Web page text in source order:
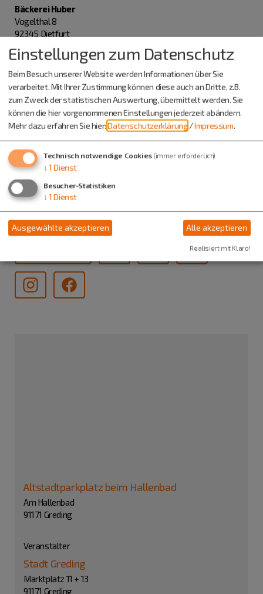
Bäckerei Huber
Vogelthal 8
92345 Dietfurt
08464 1527
Fischmann
Frau Anita Reichelmann
Farbmühlweg 6
0151 12172580
Bäckerei Frank
Bruckstraße 6
93339 Riedenburg
Altstadtparkplatz beim Hallenbad
Am Hallenbad
91171 Greding
Veranstalter
Stadt Greding
Marktplatz 11 + 13
91171 Greding
Einstellungen zum Datenschutz
Beim Besuch unserer Website werden Informationen über Sie
verarbeitet. Mit Ihrer Zustimmung können diese auch an Dritte, z.B.
zum Zweck der statistischen Auswertung, übermittelt werden. Sie
können die hier vorgenommenen Einstellungen jederzeit abändern.
Mehr dazu erfahren Sie hier:Datenschutzerklärung /Impressum.
Technisch notwendige Cookies (immer erforderlich)
↓ 1 Dienst
Besucher-Statistiken
↓ 1 Dienst
Ausgewählte akzeptieren Alle akzeptieren
Realisiert mit Klaro!